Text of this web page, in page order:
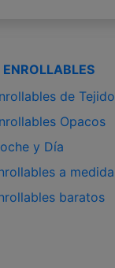
ENROLLABLES
de Tejido
Opacos
y Día
a medida
baratos